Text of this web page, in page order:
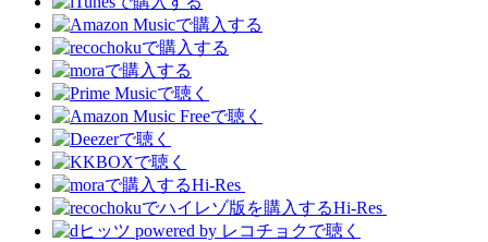
Hi-Res
Hi-Res